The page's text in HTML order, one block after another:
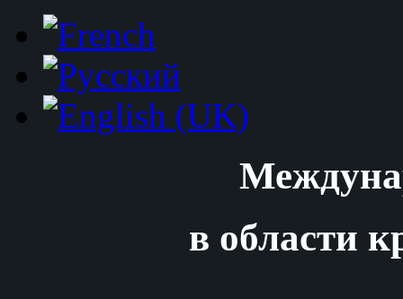
в области